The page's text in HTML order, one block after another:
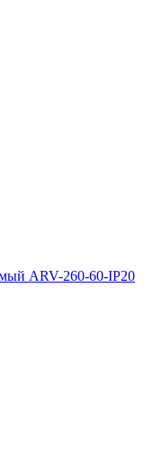
ARV-260-60-IP20